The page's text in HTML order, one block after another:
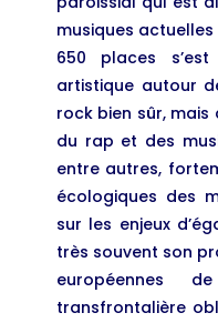
musiques
650 places
artistique autour
rock bien sûr,
du rap et des
entre autres,
écologiques des
sur les enjeux
très souvent son
européennes
transfrontalière